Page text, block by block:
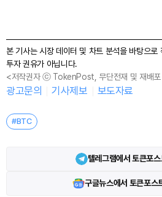
본 기사는 시장 데이터 및 차트 분석을 바탕으로
투자 권유가 아닙니다.
<저작권자 ⓒ TokenPost, 무단전재 및 재배포
광고문의 기사제보 보도자료
#BTC
텔레그램에서 토큰포스
구글뉴스에서 토큰포스